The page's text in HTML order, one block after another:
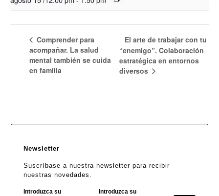
Comprender para
acompañar. La salud
mental también se cuida
en familia
El arte de trabajar con tu
“enemigo”. Colaboración
estratégica en entornos
diversos
Newsletter
Suscríbase a nuestra newsletter para recibir
nuestras novedades.
Introduzca su
Introduzca su